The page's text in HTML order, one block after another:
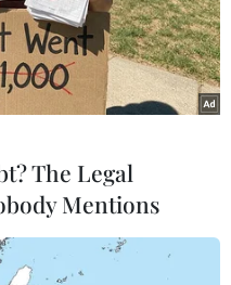
em nghèo #khuyết tật
The Legal
Mentions